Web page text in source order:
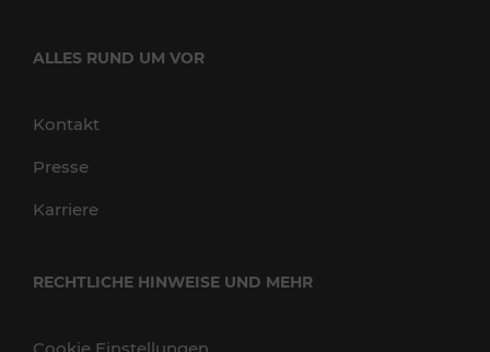
ALLES RUND UM VOR
Kontakt
Presse
Karriere
RECHTLICHE HINWEISE UND MEHR